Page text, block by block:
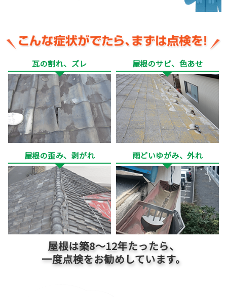
瓦の割れ、ズレ 屋根のサビ、色あせ
屋根の歪み、剥がれ 雨どいゆがみ、外れ
屋根は築8～12年たったら、
一度点検をお勧めしています。